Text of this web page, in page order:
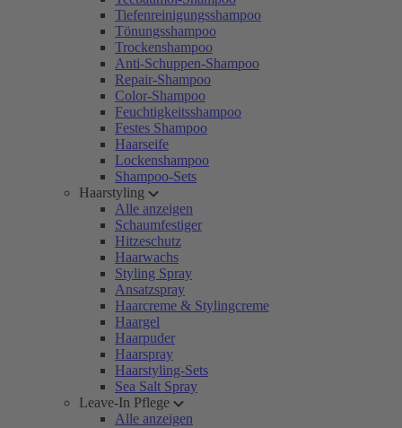
Tiefenreinigungsshampoo
Tönungsshampoo
Trockenshampoo
Anti-Schuppen-Shampoo
Repair-Shampoo
Color-Shampoo
Feuchtigkeitsshampoo
Festes Shampoo
Haarseife
Lockenshampoo
Shampoo-Sets
Haarstyling
Alle anzeigen
Schaumfestiger
Hitzeschutz
Haarwachs
Styling Spray
Ansatzspray
Haarcreme & Stylingcreme
Haargel
Haarpuder
Haarspray
Haarstyling-Sets
Sea Salt Spray
Leave-In Pflege
Alle anzeigen